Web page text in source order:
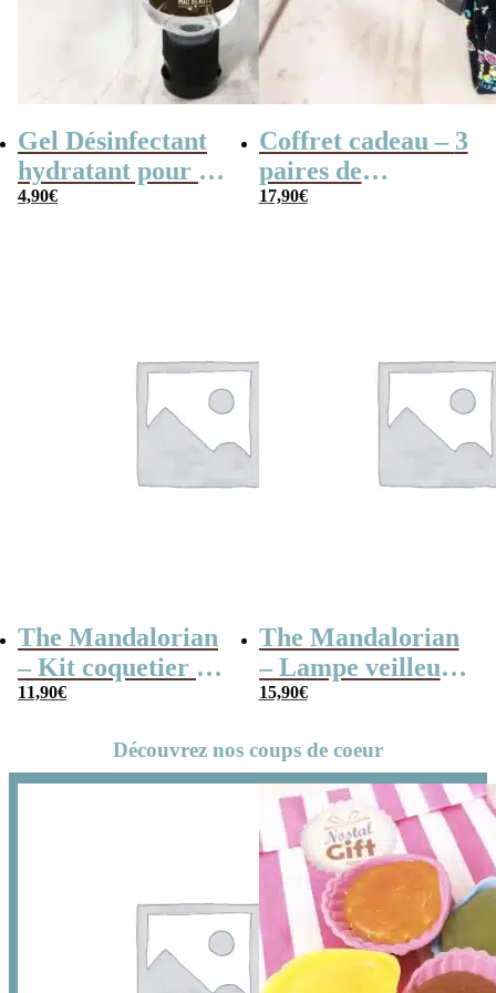
Gel Désinfectant
hydratant pour les
mains –
4,90€
Coffret cadeau – 3
paires de
chaussettes en
17,90€
The Mandalorian
– Kit coquetier et
coupe-pain
11,90€
The Mandalorian
– Lampe veilleuse
– Grogu/Bébé
15,90€
Découvrez nos coups de coeur